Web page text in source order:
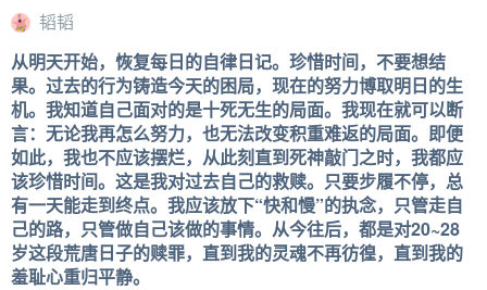
韬韬
从明天开始，恢复每日的自律日记。珍惜时间，不要想结
果。过去的行为铸造今天的困局，现在的努力博取明日的生
机。我知道自己面对的是十死无生的局面。我现在就可以断
言：无论我再怎么努力，也无法改变积重难返的局面。即便
如此，我也不应该摆烂，从此刻直到死神敲门之时，我都应
该珍惜时间。这是我对过去自己的救赎。只要步履不停，总
有一天能走到终点。我应该放下“快和慢”的执念，只管走自
己的路，只管做自己该做的事情。从今往后，都是对20~28
岁这段荒唐日子的赎罪，直到我的灵魂不再彷徨，直到我的
羞耻心重归平静。